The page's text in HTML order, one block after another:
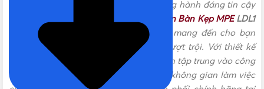
>80
NÚT NGUỒN Cảm ứng
Bạn đang tìm kiếm một người bạn đồng hành đáng tin cậy
Đèn Bàn Kẹp MPELDL1
sẽ là người bạn đồng hành lý tưởng, mang đến cho bạn
ánh sáng tinh tế cùng tính linh hoạt vượt trội. Với thiết kế
thông minh, đèn này không chỉ giúp bạn tập trung vào công
việc mà còn tạo điểm nhấn thú vị cho không gian làm việc